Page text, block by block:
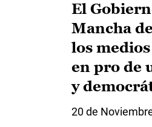
El
Mancha
los
en pro de
y
20 de